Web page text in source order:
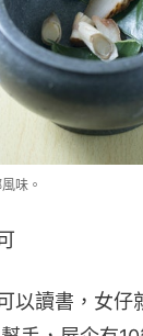
味。
以讀書，女仔